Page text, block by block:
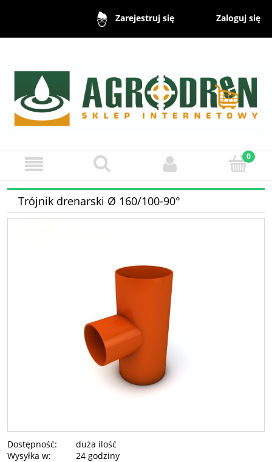
Zarejestruj się Zaloguj się
Trójnik drenarski Ø 160/100-90°
Dostępność:
duża ilość
Wysyłka w:
24 godziny